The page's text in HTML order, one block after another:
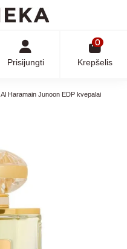
Prisijungti
0
Krepšelis
Al Haramain Junoon EDP kvepalai